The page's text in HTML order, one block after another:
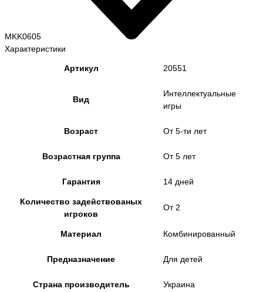
MKK0605
Характеристики
Артикул 20551
Вид
Интеллектуальные
игры
Возраст От 5-ти лет
Возрастная группа От 5 лет
Гарантия 14 дней
Количество задействованых
игроков
От 2
Материал Комбинированный
Предназначение Для детей
Страна производитель Украина